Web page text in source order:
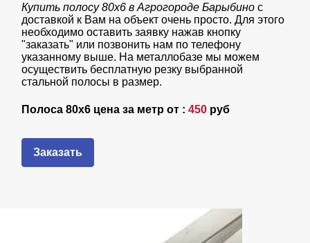
Купить полосу 80х6 в Агрогороде Барыбинос
доставкой к Вам на объект очень просто. Для этого
необходимо оставить заявку нажав кнопку
"заказать" или позвонить нам по телефону
указанному выше. На металлобазе мы можем
осуществить бесплатную резку выбранной
стальной полосы в размер.
Полоса 80х6 цена за метр от :450 руб
Заказать